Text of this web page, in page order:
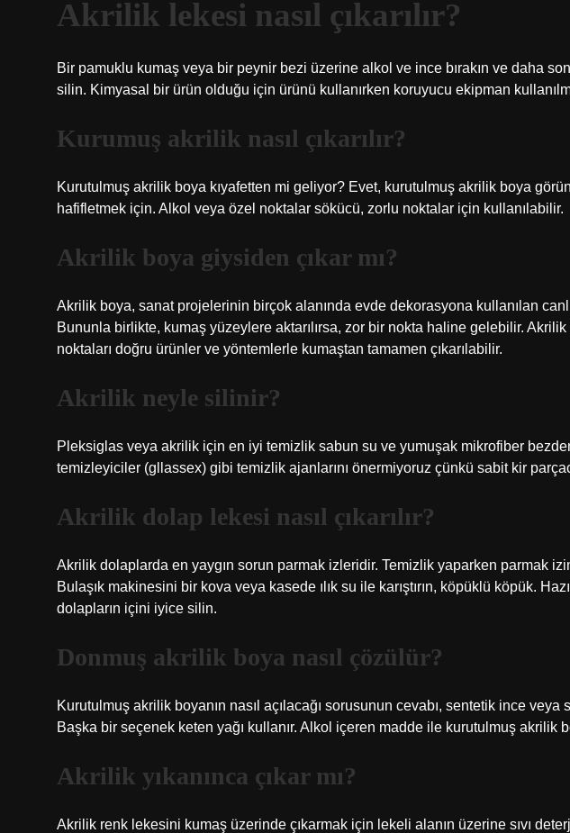
Akrilik lekesi nasıl çıkarılır?
Bir pamuklu kumaş veya bir peynir bezi üzerine alkol ve ince bırakın ve daha
silin. Kimyasal bir ürün olduğu için ürünü kullanırken koruyucu ekipman
Kurumuş akrilik nasıl çıkarılır?
Kurutulmuş akrilik boya kıyafetten mi geliyor? Evet, kurutulmuş akrilik boya
hafifletmek için. Alkol veya özel noktalar sökücü, zorlu noktalar için kullanılabilir.
Akrilik boya giysiden çıkar mı?
Akrilik boya, sanat projelerinin birçok alanında evde dekorasyona kullanılan
Bununla birlikte, kumaş yüzeylere aktarılırsa, zor bir nokta haline gelebilir.
noktaları doğru ürünler ve yöntemlerle kumaştan tamamen çıkarılabilir.
Akrilik neyle silinir?
Pleksiglas veya akrilik için en iyi temizlik sabun su ve yumuşak mikrofiber
temizleyiciler (gllassex) gibi temizlik ajanlarını önermiyoruz çünkü sabit kir
Akrilik dolap lekesi nasıl çıkarılır?
Akrilik dolaplarda en yaygın sorun parmak izleridir. Temizlik yaparken parmak
Bulaşık makinesini bir kova veya kasede ılık su ile karıştırın, köpüklü köpük.
dolapların içini iyice silin.
Donmuş akrilik boya nasıl çözülür?
Kurutulmuş akrilik boyanın nasıl açılacağı sorusunun cevabı, sentetik ince
Başka bir seçenek keten yağı kullanır. Alkol içeren madde ile kurutulmuş akrilik
Akrilik yıkanınca çıkar mı?
Akrilik renk lekesini kumaş üzerinde çıkarmak için lekeli alanın üzerine sıvı